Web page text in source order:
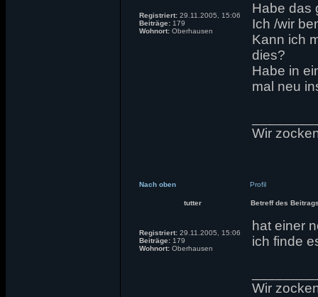
Registriert: 29.11.2005, 15:06
Beiträge: 179
Wohnort: Oberhausen
Habe das
Ich /wir
Kann ich
dies?
Habe in
mal neu
Wir
Nach oben Profil
tutter Betreff des
Registriert: 29.11.2005, 15:06
Beiträge: 179
Wohnort: Oberhausen
hat einer
ich finde
Wir